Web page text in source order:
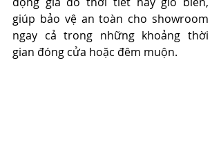
giúp bảo vệ an toàn cho showroom
ngay cả trong những khoảng thời
gian đóng cửa hoặc đêm muộn.